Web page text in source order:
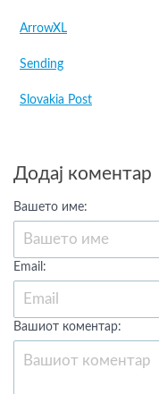
ArrowXL
Sending
Slovakia Post
Додај коментар
Вашето име:
Email:
Вашиот коментар: